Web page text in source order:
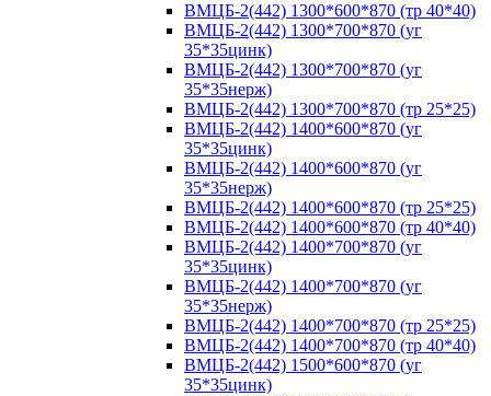
ВМЦБ-2(442) 1300*600*870 (тр 40*40)
ВМЦБ-2(442) 1300*700*870 (уг
35*35цинк)
ВМЦБ-2(442) 1300*700*870 (уг
35*35нерж)
ВМЦБ-2(442) 1300*700*870 (тр 25*25)
ВМЦБ-2(442) 1400*600*870 (уг
35*35цинк)
ВМЦБ-2(442) 1400*600*870 (уг
35*35нерж)
ВМЦБ-2(442) 1400*600*870 (тр 25*25)
ВМЦБ-2(442) 1400*600*870 (тр 40*40)
ВМЦБ-2(442) 1400*700*870 (уг
35*35цинк)
ВМЦБ-2(442) 1400*700*870 (уг
35*35нерж)
ВМЦБ-2(442) 1400*700*870 (тр 25*25)
ВМЦБ-2(442) 1400*700*870 (тр 40*40)
ВМЦБ-2(442) 1500*600*870 (уг
35*35цинк)